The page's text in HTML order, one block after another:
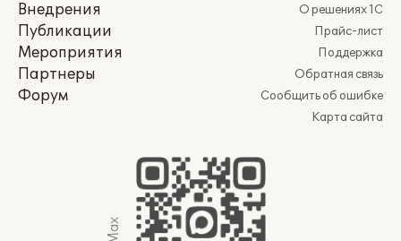
Внедрения
Публикации
Мероприятия
Партнеры
Форум
О решениях 1С
Прайс-лист
Поддержка
Обратная связь
Сообщить об ошибке
Карта сайта